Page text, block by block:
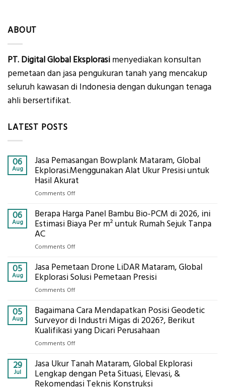
ABOUT
PT. Digital Global Eksplorasi menyediakan konsultan
pemetaan dan jasa pengukuran tanah yang mencakup
seluruh kawasan di Indonesia dengan dukungan tenaga
ahli bersertifikat.
LATEST POSTS
06
Aug
Jasa Pemasangan Bowplank Mataram, Global
Ekplorasi.Menggunakan Alat Ukur Presisi untuk
Hasil Akurat
Comments Offon
Pemasangan
Bowplank
Ukur
Presisi
untuk
Akurat
06
Aug
Berapa Harga Panel Bambu Bio-PCM di 2026, ini
Estimasi Biaya Per m² untuk Rumah Sejuk Tanpa
AC
Comments Offon
Harga
Panel
di
2026,
ini
Estimasi
Per
m²
untuk
05
Aug
Jasa Pemetaan Drone LiDAR Mataram, Global
Ekplorasi Solusi Pemetaan Presisi
Comments Offon
Pemetaan
Drone
LiDAR
Mataram,
Solusi
Pemetaan
Presisi
05
Aug
Bagaimana Cara Mendapatkan Posisi Geodetic
Surveyor di Industri Migas di 2026?, Berikut
Kualifikasi yang Dicari Perusahaan
Comments Offon
Cara
Mendapatkan
Posisi
29
Jul
Jasa Ukur Tanah Mataram, Global Ekplorasi
Lengkap dengan Peta Situasi, Elevasi, &
Rekomendasi Teknis Konstruksi